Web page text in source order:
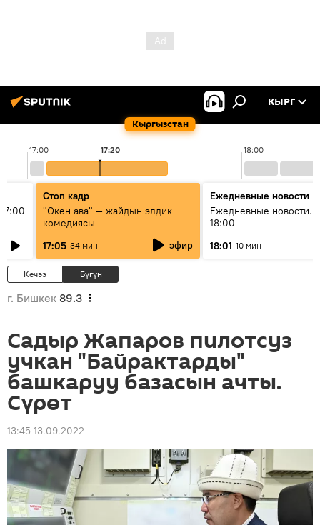
Кыргызстан
КЫРГ
17:00 18:00
17:20
Стоп кадр
"Окен ава" — жайдын элдик
комедиясы
17:05 34 мин эфир
Ежедневные новости
Ежедневные новости.
18:00
18:01 10 мин
Кечээ Бүгүн
г. Бишкек 89.3
Садыр Жапаров пилотсуз
учкан "Байрактарды"
башкаруу базасын ачты.
Сүрөт
13:45 13.09.2022